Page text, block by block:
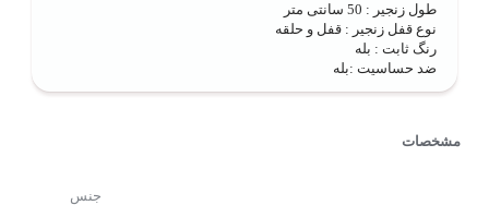
طول زنجیر : 50 سانتی متر
نوع قفل زنجیر : قفل و حلقه
رنگ ثابت : بله
ضد حساسیت :‌بله
مشخصات
جنس